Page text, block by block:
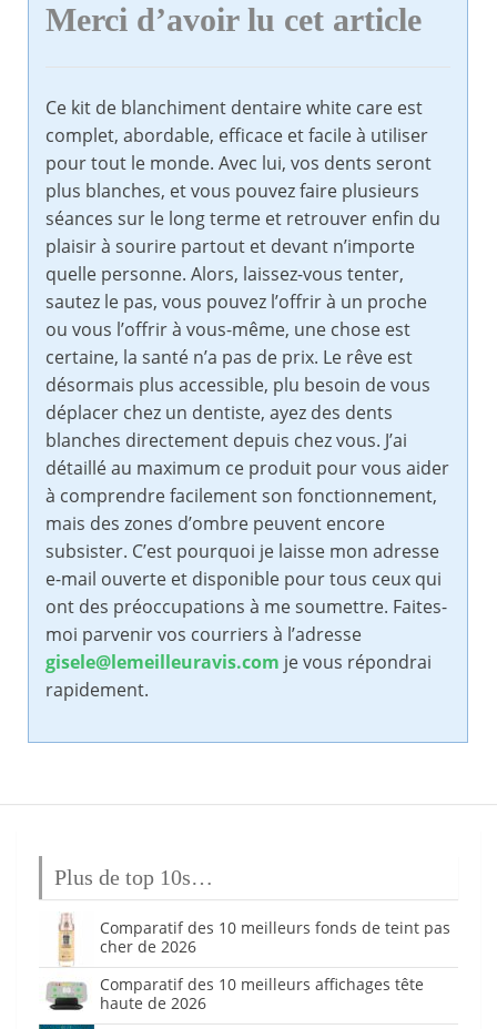
Merci d’avoir lu cet article
Ce kit de blanchiment dentaire white care est
complet, abordable, efficace et facile à utiliser
pour tout le monde. Avec lui, vos dents seront
plus blanches, et vous pouvez faire plusieurs
séances sur le long terme et retrouver enfin du
plaisir à sourire partout et devant n’importe
quelle personne. Alors, laissez-vous tenter,
sautez le pas, vous pouvez l’offrir à un proche
ou vous l’offrir à vous-même, une chose est
certaine, la santé n’a pas de prix. Le rêve est
désormais plus accessible, plu besoin de vous
déplacer chez un dentiste, ayez des dents
blanches directement depuis chez vous. J’ai
détaillé au maximum ce produit pour vous aider
à comprendre facilement son fonctionnement,
mais des zones d’ombre peuvent encore
subsister. C’est pourquoi je laisse mon adresse
e-mail ouverte et disponible pour tous ceux qui
ont des préoccupations à me soumettre. Faites-
moi parvenir vos courriers à l’adresse
gisele@lemeilleuravis.com je vous répondrai
rapidement.
Plus de top 10s…
Comparatif des 10 meilleurs fonds de teint pas
cher de 2026
Comparatif des 10 meilleurs affichages tête
haute de 2026